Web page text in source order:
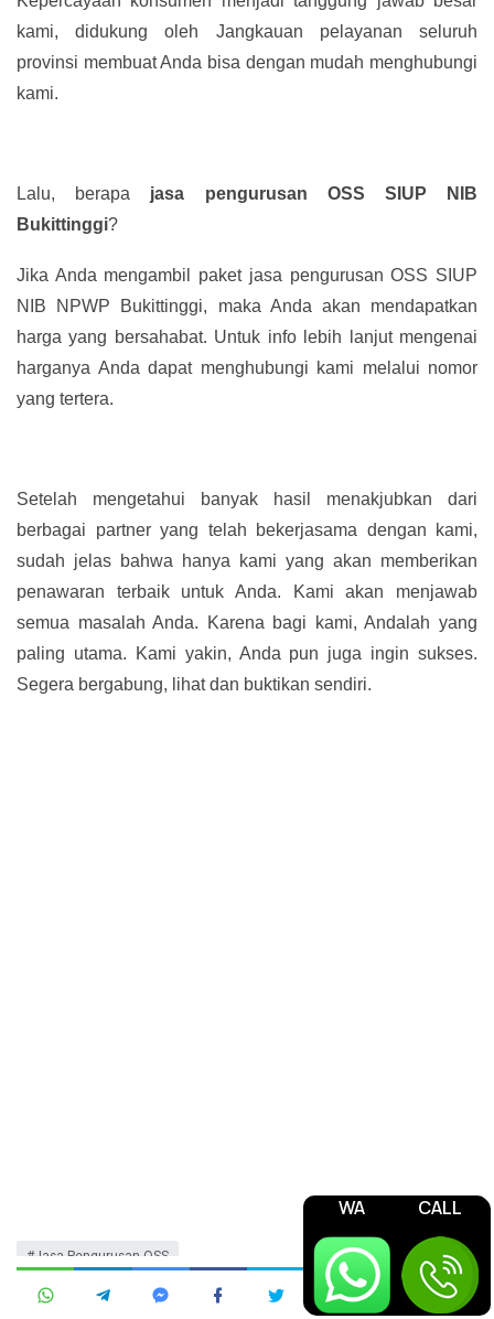
kami, didukung oleh Jangkauan pelayanan seluruh
provinsi membuat Anda bisa dengan mudah menghubungi
kami.
Lalu, berapa jasa pengurusan OSS SIUP NIB
Bukittinggi?
Jika Anda mengambil paket jasa pengurusan OSS SIUP
NIB NPWP Bukittinggi, maka Anda akan mendapatkan
harga yang bersahabat. Untuk info lebih lanjut mengenai
harganya Anda dapat menghubungi kami melalui nomor
yang tertera.
Setelah mengetahui banyak hasil menakjubkan dari
berbagai partner yang telah bekerjasama dengan kami,
sudah jelas bahwa hanya kami yang akan memberikan
penawaran terbaik untuk Anda. Kami akan menjawab
semua masalah Anda. Karena bagi kami, Andalah yang
paling utama. Kami yakin, Anda pun juga ingin sukses.
Segera bergabung, lihat dan buktikan sendiri.
Jasa Pengurusan OSS
WA CALL